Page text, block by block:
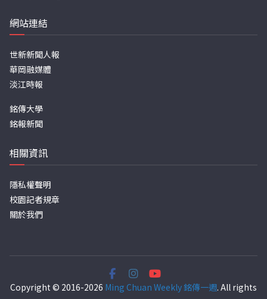
網站連結
世新新聞人報
華岡融媒體
淡江時報
銘傳大學
銘報新聞
相關資訊
隱私權聲明
校園記者規章
關於我們
Copyright © 2016-2026 Ming Chuan Weekly 銘傳一週. All rights